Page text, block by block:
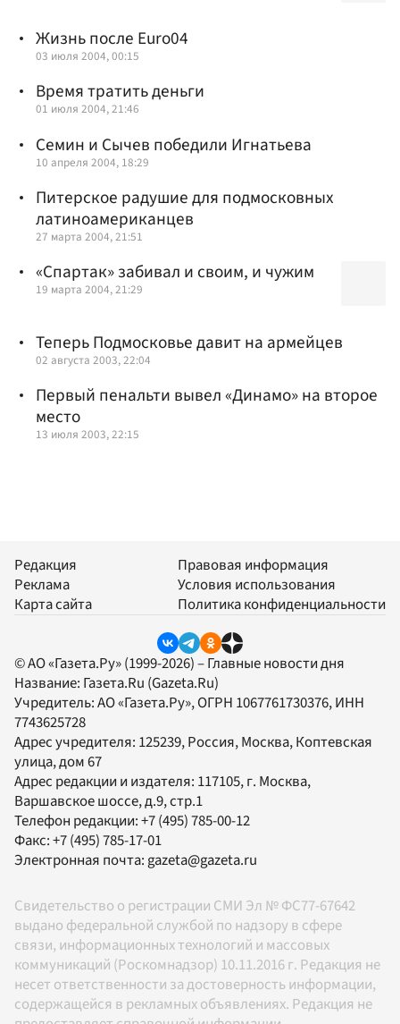
Жизнь после Euro04
03 июля 2004, 00:15
Время тратить деньги
01 июля 2004, 21:46
Семин и Сычев победили Игнатьева
10 апреля 2004, 18:29
Питерское радушие для подмосковных
латиноамериканцев
27 марта 2004, 21:51
«Спартак» забивал и своим, и чужим
19 марта 2004, 21:29
Теперь Подмосковье давит на армейцев
02 августа 2003, 22:04
Первый пенальти вывел «Динамо» на второе
место
13 июля 2003, 22:15
Редакция
Реклама
Карта сайта
Правовая информация
Условия использования
Политика конфиденциальности
© АО «Газета.Ру» (1999-2026) – Главные новости дня
Название: Газета.Ru (Gazeta.Ru)
Учредитель:АО «Газета.Ру», ОГРН 1067761730376, ИНН
7743625728
Адрес учредителя: 125239, Россия, Москва, Коптевская
улица, дом 67
Адрес редакции и издателя: 117105, г. Москва,
Варшавское шоссе, д.9, стр.1
Телефон редакции:+7 (495) 785-00-12
Факс:+7 (495) 785-17-01
Электронная почта: gazeta@gazeta.ru
Свидетельство о регистрации СМИ Эл № ФС77-67642
выдано федеральной службой по надзору в сфере
связи, информационных технологий и массовых
коммуникаций (Роскомнадзор) 10.11.2016 г. Редакция не
несет ответственности за достоверность информации,
содержащейся в рекламных объявлениях. Редакция не